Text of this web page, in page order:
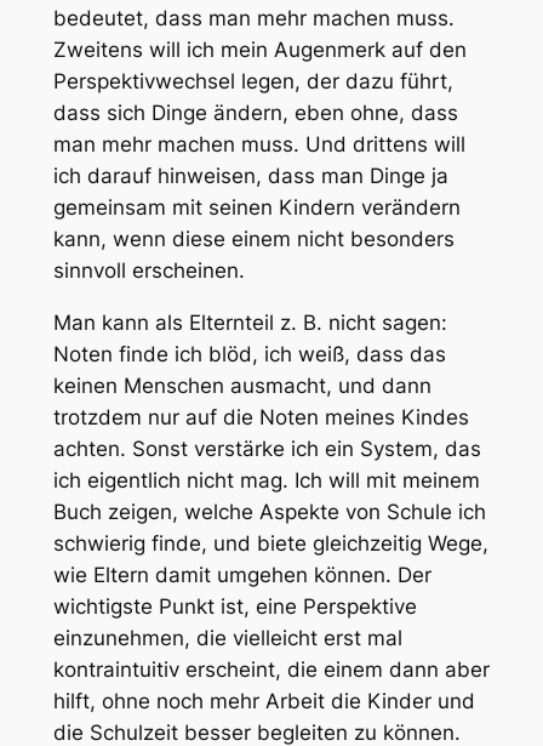
bedeutet, dass man mehr machen muss.
Zweitens will ich mein Augenmerk auf den
Perspektivwechsel legen, der dazu führt,
dass sich Dinge ändern, eben ohne, dass
man mehr machen muss. Und drittens will
ich darauf hinweisen, dass man Dinge ja
gemeinsam mit seinen Kindern verändern
kann, wenn diese einem nicht besonders
sinnvoll erscheinen.
Man kann als Elternteil z. B. nicht sagen:
Noten finde ich blöd, ich weiß, dass das
keinen Menschen ausmacht, und dann
trotzdem nur auf die Noten meines Kindes
achten. Sonst verstärke ich ein System, das
ich eigentlich nicht mag. Ich will mit meinem
Buch zeigen, welche Aspekte von Schule ich
schwierig finde, und biete gleichzeitig Wege,
wie Eltern damit umgehen können. Der
wichtigste Punkt ist, eine Perspektive
einzunehmen, die vielleicht erst mal
kontraintuitiv erscheint, die einem dann aber
hilft, ohne noch mehr Arbeit die Kinder und
die Schulzeit besser begleiten zu können.